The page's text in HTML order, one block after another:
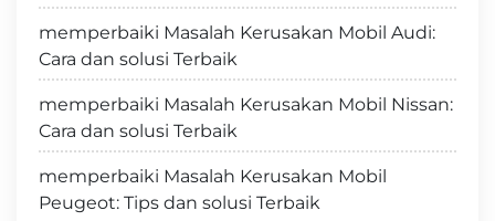
memperbaiki Masalah Kerusakan Mobil Audi:
Cara dan solusi Terbaik
memperbaiki Masalah Kerusakan Mobil Nissan:
Cara dan solusi Terbaik
memperbaiki Masalah Kerusakan Mobil
Peugeot: Tips dan solusi Terbaik